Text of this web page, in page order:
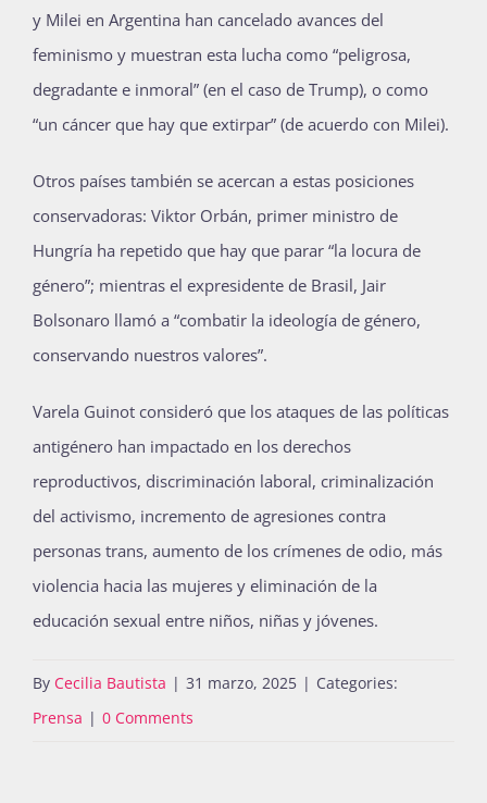
y Milei en Argentina han cancelado avances del
feminismo y muestran esta lucha como “peligrosa,
degradante e inmoral” (en el caso de Trump), o como
“un cáncer que hay que extirpar” (de acuerdo con Milei).
Otros países también se acercan a estas posiciones
conservadoras: Viktor Orbán, primer ministro de
Hungría ha repetido que hay que parar “la locura de
género”; mientras el expresidente de Brasil, Jair
Bolsonaro llamó a “combatir la ideología de género,
conservando nuestros valores”.
Varela Guinot consideró que los ataques de las políticas
antigénero han impactado en los derechos
reproductivos, discriminación laboral, criminalización
del activismo, incremento de agresiones contra
personas trans, aumento de los crímenes de odio, más
violencia hacia las mujeres y eliminación de la
educación sexual entre niños, niñas y jóvenes.
By Cecilia Bautista | 31 marzo, 2025 | Categories:
Prensa | 0 Comments